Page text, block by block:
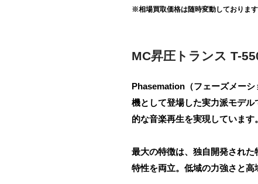
※相場買取価格は随時変動しておりま
MC昇圧トランス T-
Phasemation（フェーズメーシ
機として登場した実力派モデ
的な音楽再生を実現しています。
最大の特徴は、独自開発され
特性を両立。低域の力強さと高